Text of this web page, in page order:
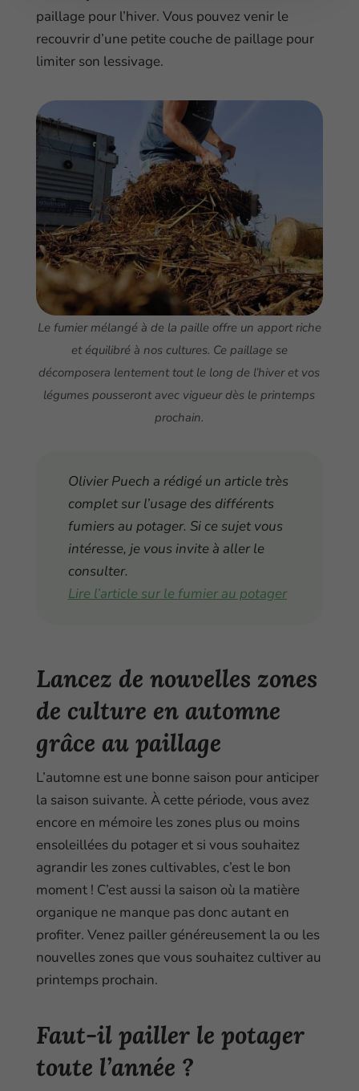
paillage pour l’hiver. Vous pouvez venir le
recouvrir d’une petite couche de paillage pour
limiter son lessivage.
Le fumier mélangé à de la paille offre un apport riche
et équilibré à nos cultures. Ce paillage se
décomposera lentement tout le long de l’hiver et vos
légumes pousseront avec vigueur dès le printemps
prochain.
Olivier Puech a rédigé un article très
complet sur l’usage des différents
fumiers au potager. Si ce sujet vous
intéresse, je vous invite à aller le
consulter.
Lire l’article sur le fumier au potager
Lancez de nouvelles zones
de culture en automne
grâce au paillage
L’automne est une bonne saison pour anticiper
la saison suivante. À cette période, vous avez
encore en mémoire les zones plus ou moins
ensoleillées du potager et si vous souhaitez
agrandir les zones cultivables, c’est le bon
moment ! C’est aussi la saison où la matière
organique ne manque pas donc autant en
profiter. Venez pailler généreusement la ou les
nouvelles zones que vous souhaitez cultiver au
printemps prochain.
Faut-il pailler le potager
toute l’année ?